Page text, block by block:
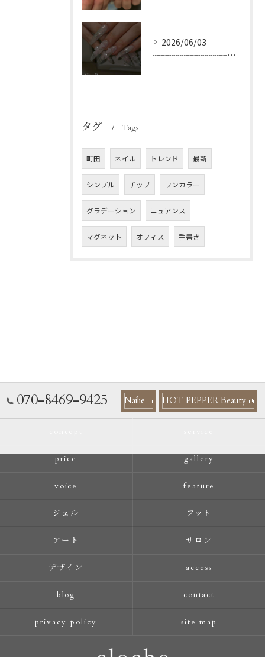
2026/06/03
┈┈┈┈┈┈┈┈┈┈┈┈┈┈┈┈┈┈┈┈
タグ Tags
町田 ネイル トレンド 最新
シンプル チップ ワンカラー
グラデーション ニュアンス
マグネット オフィス 手書き
070-8469-9425 Nailie HOT PEPPER Beauty
price gallery
voice feature
ジェル フット
アート サロン
デザイン access
blog contact
privacy policy site map